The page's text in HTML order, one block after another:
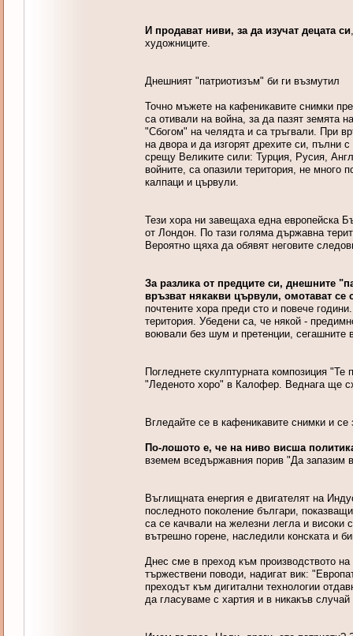
И продават ниви, за да изучат децата си
художниците.
Днешният "патриотизъм" би ги възмутил
Точно мъжете на кафеникавите снимки
са отивали на война, за да пазят земята
"Сбогом" на челядта и са тръгвали. При
на двора и да изгорят дрехите си, пълни
срещу Великите сили: Турция, Русия,
войните, са опазили територия, не много
калпаци и цървули.
Тези хора ни завещаха една европейска
от Лондон. По тази голяма държавна
Вероятно щяха да обявят неговите
За разлика от предците си, днешните
връзват някакви цървули, омотават се
почтените хора преди сто и повече
територия. Убедени са, че някой -
воювали без шум и претенции, сегашните
Погледнете скулптурната композиция
"Леденото хоро" в Калофер. Веднага ще
Вгледайте се в кафеникавите снимки и се
По-лошото е, че на ниво висша
вземем вседържавния порив "Да запазим
Въглищната енергия е двигателят на
последното поколение българи,
са се качвали на железни легла и високи
вътрешно горене, наследили конската и
Днес сме в преход към производството
тържествени поводи, надигат вик:
преходът към дигитални технологии
да гласуваме с хартия и в никакъв